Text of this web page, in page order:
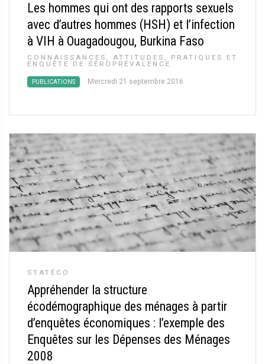
Les hommes qui ont des rapports sexuels
avec d’autres hommes (HSH) et l’infection
à VIH à Ouagadougou, Burkina Faso
CONNAISSANCES, ATTITUDES, PRATIQUES ET
ENQUÊTE DE SÉROPRÉVALENCE
PUBLICATIONS Mercredi 21 septembre 2016
STATÉCO
Appréhender la structure
écodémographique des ménages à partir
d’enquêtes économiques : l’exemple des
Enquêtes sur les Dépenses des Ménages
2008